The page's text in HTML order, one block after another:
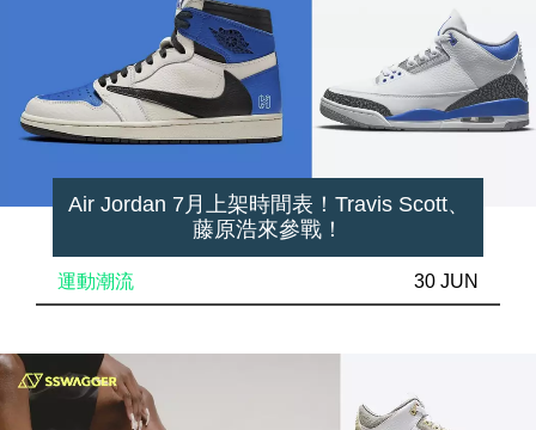
Air Jordan 7月上架時間表！Travis Scott、
藤原浩來參戰！
運動潮流 30 JUN